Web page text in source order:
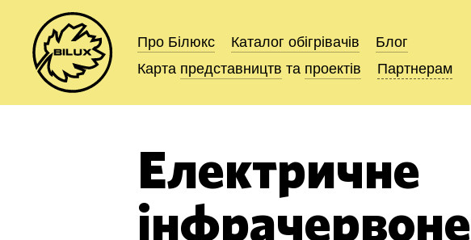
Про Білюкс Каталог обігрівачів
Блог
Карта представництв та проектів Партнерам
Про Білюкс Каталог обігрівачів
Блог
Карта представництв та проектів Партнерам
Електричне
інфрачервоне